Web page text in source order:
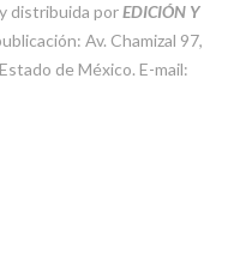
distribuida porEDICIÓN Y
Av. Chamizal 97,
de México. E-mail: